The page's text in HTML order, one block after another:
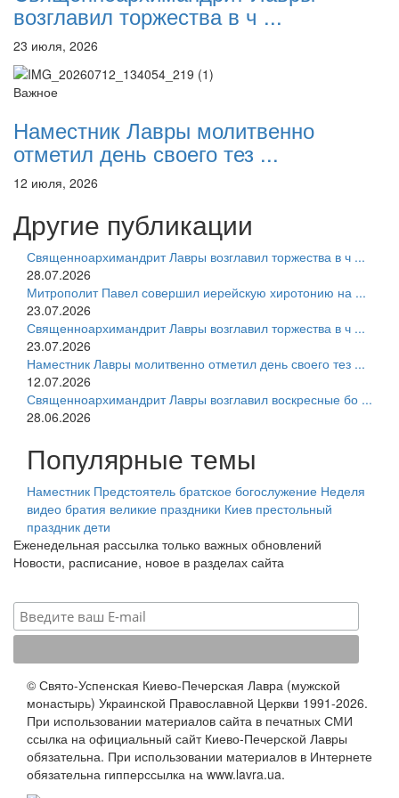
возглавил торжества в ч ...
23 июля, 2026
Важное
Наместник Лавры молитвенно
отметил день своего тез ...
12 июля, 2026
Другие публикации
Священноархимандрит Лавры возглавил торжества в ч ...
28.07.2026
Митрополит Павел совершил иерейскую хиротонию на ...
23.07.2026
Священноархимандрит Лавры возглавил торжества в ч ...
23.07.2026
Наместник Лавры молитвенно отметил день своего тез ...
12.07.2026
Священноархимандрит Лавры возглавил воскресные бо ...
28.06.2026
Популярные темы
Наместник Предстоятель братское богослужение Неделя
видео братия великие праздники Киев престольный
праздник дети
Еженедельная рассылка только важных обновлений
Новости, расписание, новое в разделах сайта
© Свято-Успенская Киево-Печерская Лавра (мужской
монастырь) Украинской Православной Церкви 1991-2026.
При использовании материалов сайта в печатных СМИ
ссылка на официальный сайт Киево-Печерской Лавры
обязательна. При использовании материалов в Интернете
обязательна гипперссылка на www.lavra.ua.